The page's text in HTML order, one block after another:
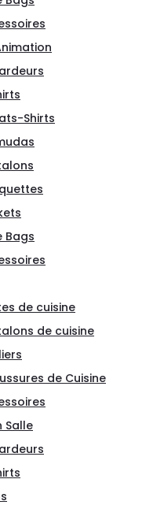
Shirts
Bags
de cuisine
de cuisine
de Cuisine
Salle